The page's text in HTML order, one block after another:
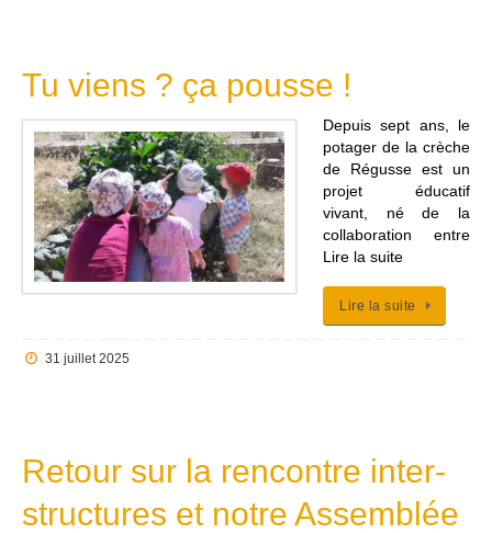
Tu viens ? ça pousse !
Depuis sept ans, le
potager de la crèche
de Régusse est un
projet éducatif
vivant, né de la
collaboration entre
Lire la suite
Lire la suite
31 juillet 2025
Retour sur la rencontre inter-
structures et notre Assemblée